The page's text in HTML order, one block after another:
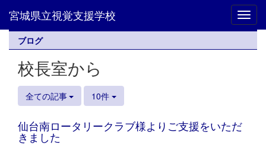
宮城県立視覚支援学校
ブログ
校長室から
全ての記事 10件
仙台南ロータリークラブ様よりご支援をいただ
きました